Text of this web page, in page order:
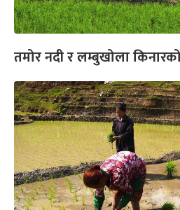
तमोर नदी र लम्बुखोला